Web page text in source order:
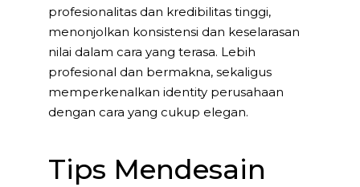
profesionalitas dan kredibilitas tinggi,
menonjolkan konsistensi dan keselarasan
nilai dalam cara yang terasa. Lebih
profesional dan bermakna, sekaligus
memperkenalkan identity perusahaan
dengan cara yang cukup elegan.
Tips Mendesain